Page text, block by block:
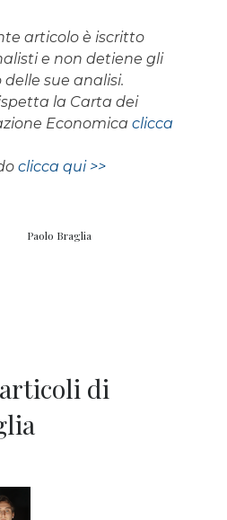
articolo è iscritto
e non detiene gli
sue analisi.
la Carta dei
Economica clicca
clicca qui >>
Paolo Braglia
di